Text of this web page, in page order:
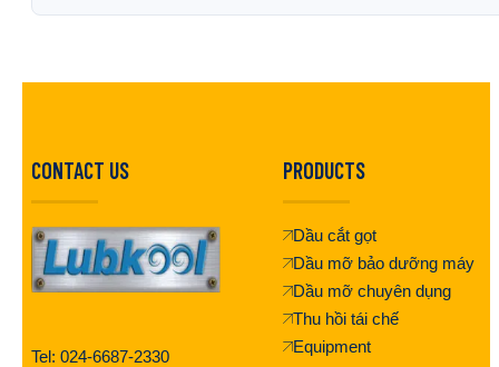
CONTACT US
Tel: 024-6687-2330
PRODUCTS
Dầu cắt gọt
Dầu mỡ bảo dưỡng máy
Dầu mỡ chuyên dụng
Thu hồi tái chế
Equipment